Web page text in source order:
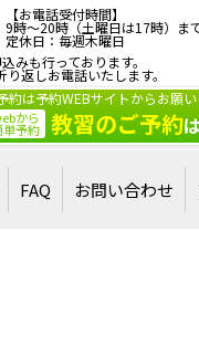
【お電話受付時間】
9時～20時（土曜日は17時）ま
定休日：毎週木曜日
みも行っております。
返しお電話いたします。
約は予約WEBサイトからお願
から
単予約 教習のご予約
FAQ お問い合わせ